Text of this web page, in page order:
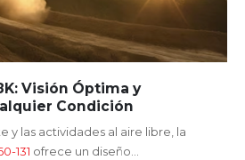
la
Antiparra Ariete
Rendimiento y
En el emocionante mundo
seguridad y la visión clara